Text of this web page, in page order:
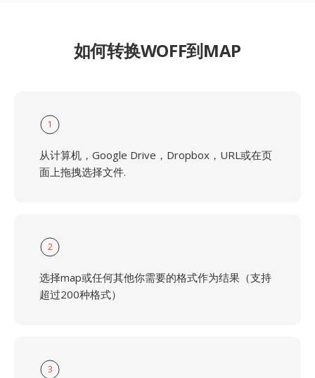
如何转换WOFF到MAP
1
从计算机，Google Drive，Dropbox，URL或在页
面上拖拽选择文件.
2
选择map或任何其他你需要的格式作为结果（支持
超过200种格式）
3